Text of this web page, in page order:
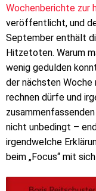
Wochenberichte zur
veröffentlicht, und
September enthält
Hitzetoten. Warum
wenig gedulden
der nächsten
rechnen dürfe und
nicht unbedingt –
irgendwelche
beim „Focus“ mit